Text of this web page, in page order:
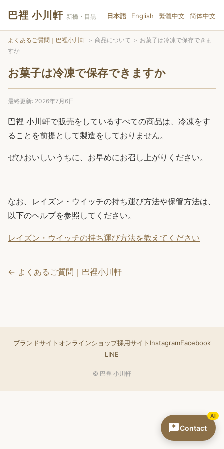
巴裡 小川軒 新橋・目黒 日本語 English 繁體中文 简体中文
よくあるご質問｜巴裡小川軒 ＞ 商品について ＞ お菓子は冷凍で保存できま
すか
お菓子は冷凍で保存できますか
最終更新: 2026年7月6日
巴裡 小川軒で販売をしているすべての商品は、冷凍をす
ることを前提として製造をしておりません。
ぜひおいしいうちに、お早めにお召し上がりください。
なお、レイズン・ウイッチの持ち運び方法や保管方法は、
以下のヘルプを参照してください。
レイズン・ウイッチの持ち運び方法を教えてください
← よくあるご質問｜巴裡小川軒
ブランドサイト オンラインショップ採用サイト InstagramFacebook
LINE
© 巴裡 小川軒
Contact
AI